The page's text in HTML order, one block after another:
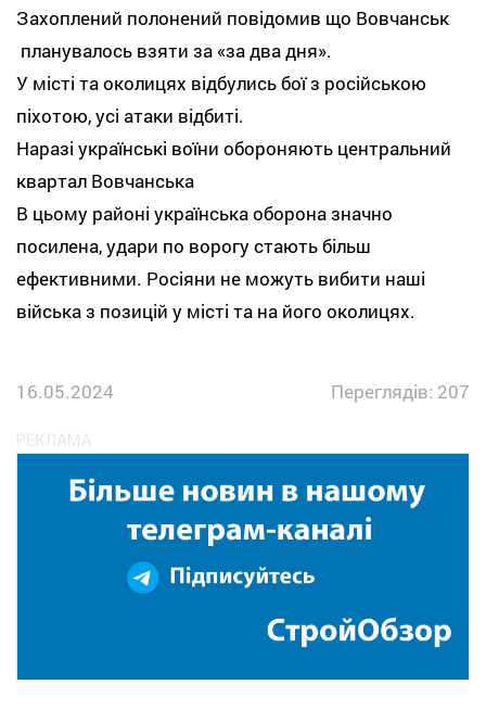
Захоплений полонений повідомив що Вовчанськ
планувалось взяти за «за два дня».
У місті та околицях відбулись бої з російською
піхотою, усі атаки відбиті.
Наразі українські воїни обороняють центральний
квартал Вовчанська
В цьому районі українська оборона значно
посилена, удари по ворогу стають більш
ефективними. Росіяни не можуть вибити наші
війська з позицій у місті та на його околицях.
16.05.2024 Переглядів: 207